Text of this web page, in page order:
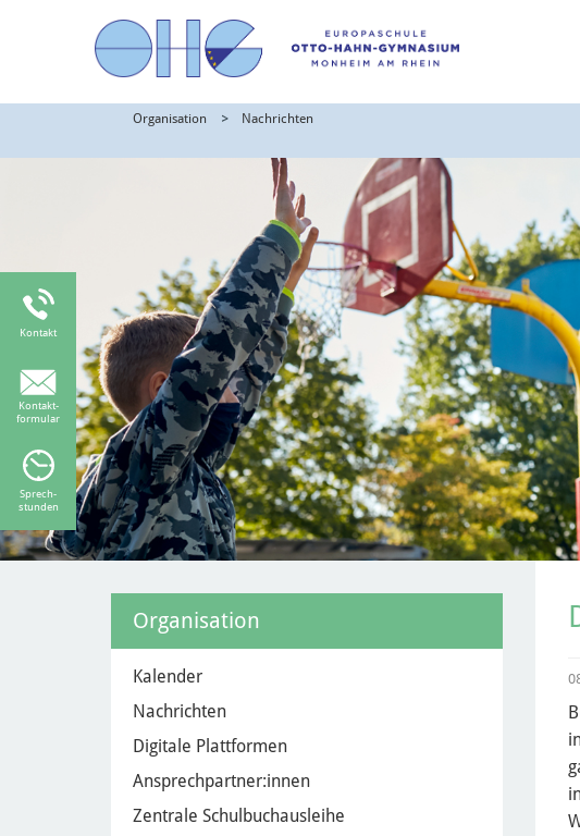
Organisation Nachrichten
Organisation
Kalender
Nachrichten
Digitale Plattformen
Ansprechpartner:innen
Zentrale Schulbuchausleihe
Kontakt
Kontakt-
formular
Sprech-
stunden